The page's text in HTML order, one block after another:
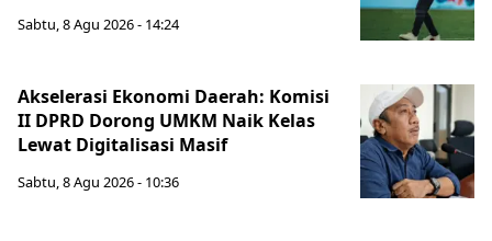
Sabtu, 8 Agu 2026 - 14:24
Akselerasi Ekonomi Daerah: Komisi
II DPRD Dorong UMKM Naik Kelas
Lewat Digitalisasi Masif
Sabtu, 8 Agu 2026 - 10:36